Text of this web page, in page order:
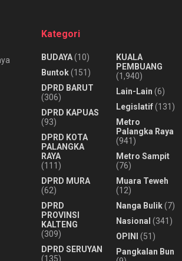
Kategori
BUDAYA(10)
Buntok(151)
DPRD BARUT
(306)
DPRD KAPUAS
(93)
DPRD KOTA
PALANGKA
RAYA
(111)
DPRD MURA
(62)
DPRD
PROVINSI
KALTENG
(309)
DPRD SERUYAN
(135)
KUALA
PEMBUANG
(1,940)
Lain-Lain (6)
Legislatif(131)
Metro
Palangka Raya
(941)
Metro Sampit
(76)
Muara Teweh
(12)
Nanga Bulik(7)
Nasional (341)
OPINI
(51)
Pangkalan Bun